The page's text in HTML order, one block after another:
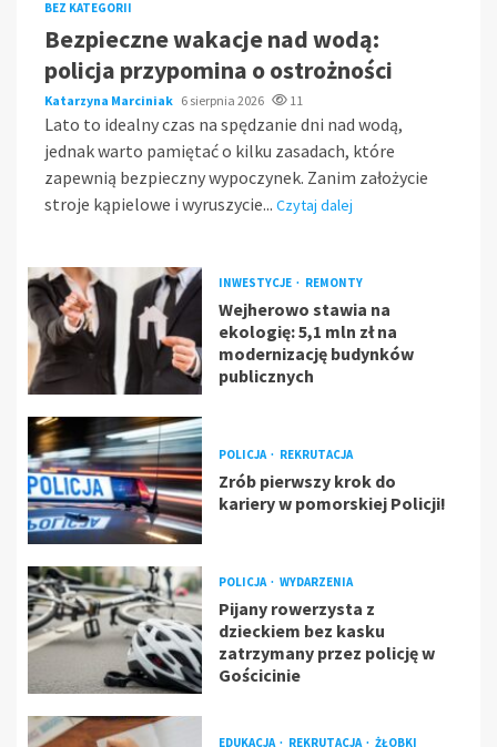
BEZ KATEGORII
Bezpieczne wakacje nad wodą:
policja przypomina o ostrożności
Katarzyna Marciniak 6 sierpnia 2026 11
Lato to idealny czas na spędzanie dni nad wodą,
jednak warto pamiętać o kilku zasadach, które
zapewnią bezpieczny wypoczynek. Zanim założycie
stroje kąpielowe i wyruszycie... Czytaj dalej
INWESTYCJE REMONTY
Wejherowo stawia na
ekologię: 5,1 mln zł na
modernizację budynków
publicznych
POLICJA REKRUTACJA
Zrób pierwszy krok do
kariery w pomorskiej Policji!
POLICJA WYDARZENIA
Pijany rowerzysta z
dzieckiem bez kasku
zatrzymany przez policję w
Gościcinie
EDUKACJA REKRUTACJA ŻŁOBKI